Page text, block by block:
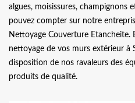
algues, moisissures, champignons
pouvez compter sur notre
Nettoyage Couverture Etancheite.
nettoyage de vos murs extérieur à
disposition de nos ravaleurs des
produits de qualité.